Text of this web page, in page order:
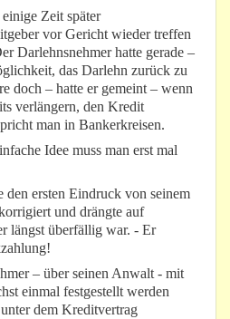
Zeit später
vor Gericht wieder treffen
Darlehnsnehmer hatte gerade –
das Darlehn zurück zu
doch – hatte er gemeint – wenn
verlängern, den Kredit
man in Bankerkreisen.
Idee muss man erst mal
den ersten Eindruck von seinem
und drängte auf
längst überfällig war. - Er
– über seinen Anwalt - mit
einmal festgestellt werden
dem Kreditvertrag